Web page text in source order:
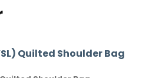
Quilted Shoulder Bag